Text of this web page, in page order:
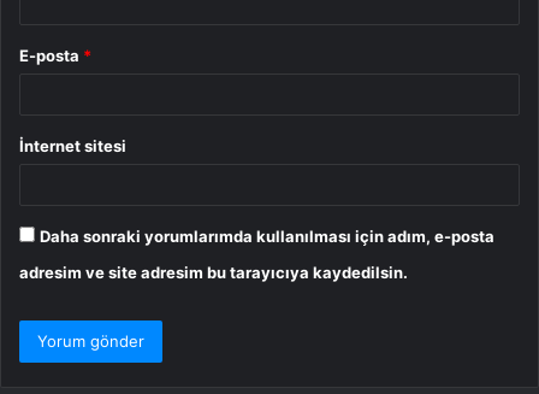
E-posta *
İnternet sitesi
Daha sonraki yorumlarımda kullanılması için adım, e-posta
adresim ve site adresim bu tarayıcıya kaydedilsin.